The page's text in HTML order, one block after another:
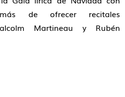
de ofrecer recitales
Martineau y Rubén